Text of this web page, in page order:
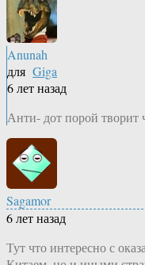
Anunah
для Giga
6 лет назад
Анти- дот порой творит
Sagamor
6 лет назад
Тут что интересно с